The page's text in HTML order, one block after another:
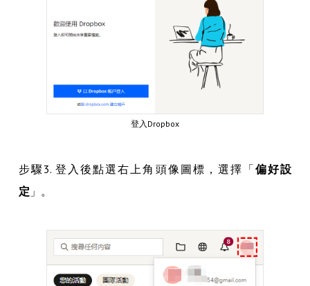
登入Dropbox
步驟3. 登入後點選右上角頭像圖標，選擇「偏好設
定 」。